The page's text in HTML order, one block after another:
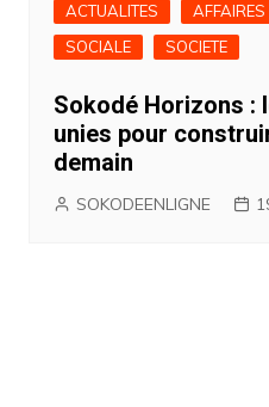
ACTUALITES AFFAIRES
SOCIALE
SOCIETE
Sokodé Horizons :
unies pour
demain
SOKODEENLIGNE